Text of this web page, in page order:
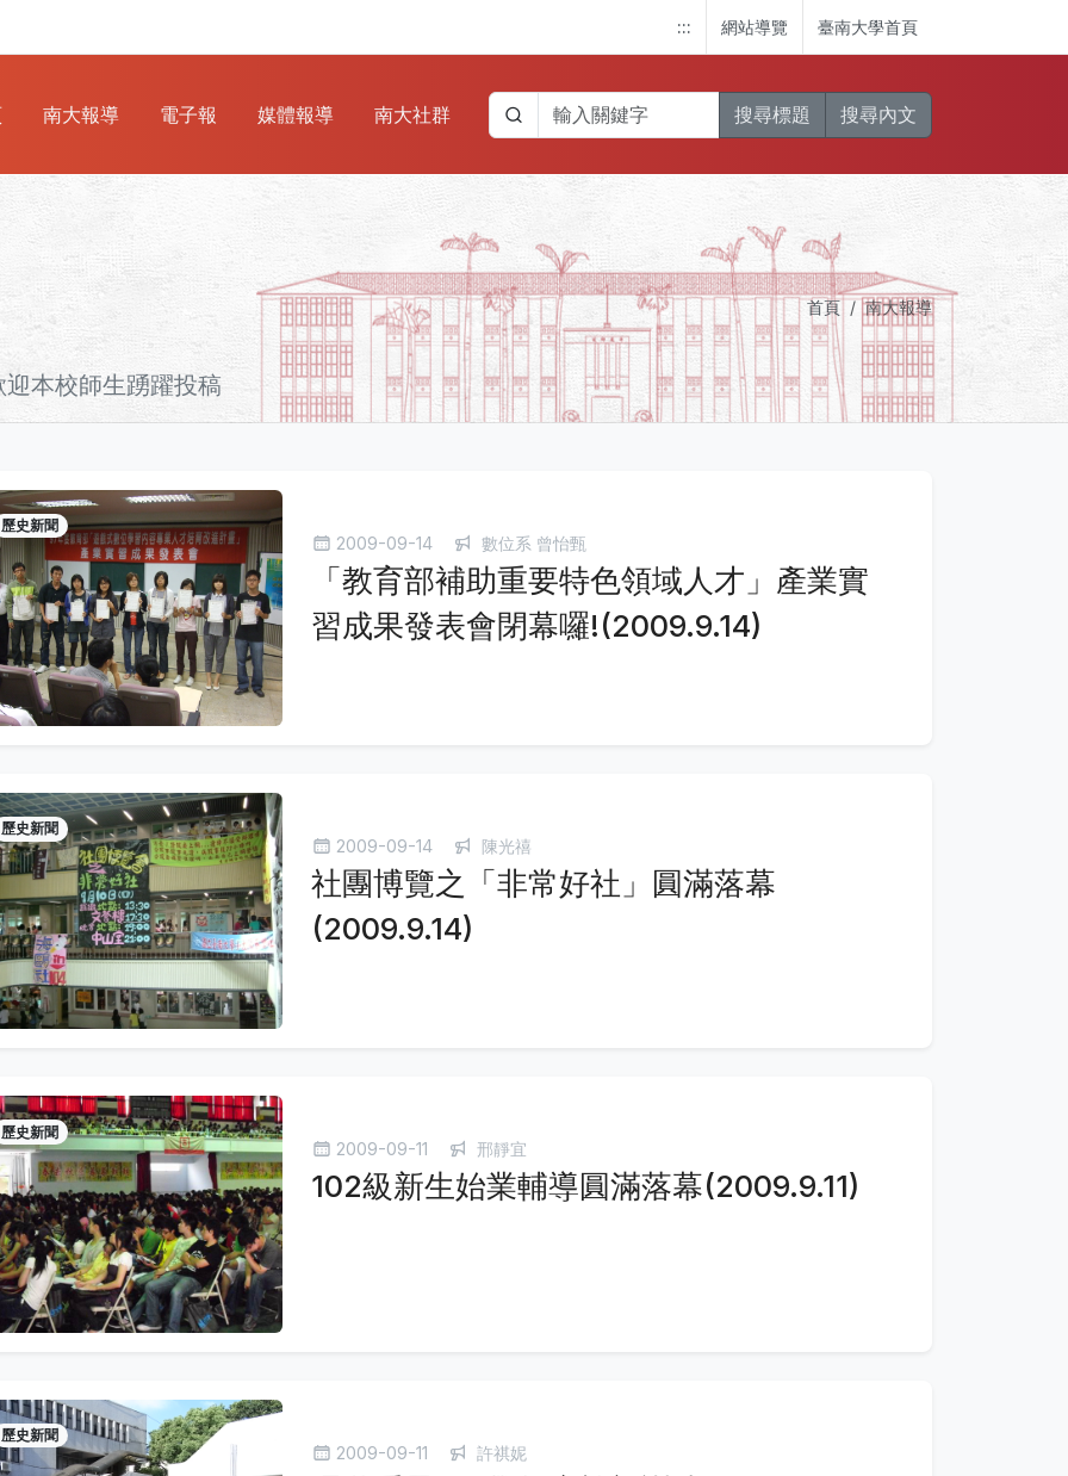
::: 網站導覽 臺南大學首頁
南大報導 電子報 媒體報導 南大社群 搜尋標題 搜尋內文
本校師生踴躍投稿
首頁 南大報導
歷史新聞
2009-09-14 數位系 曾怡甄
「教育部補助重要特色領域人才」產業實
習成果發表會閉幕囉!(2009.9.14)
歷史新聞
2009-09-14 陳光禧
社團博覽之「非常好社」圓滿落幕
(2009.9.14)
歷史新聞
2009-09-11 邢靜宜
102級新生始業輔導圓滿落幕(2009.9.11)
歷史新聞
2009-09-11 許祺妮